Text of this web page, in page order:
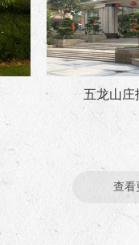
五龙山庄
查看